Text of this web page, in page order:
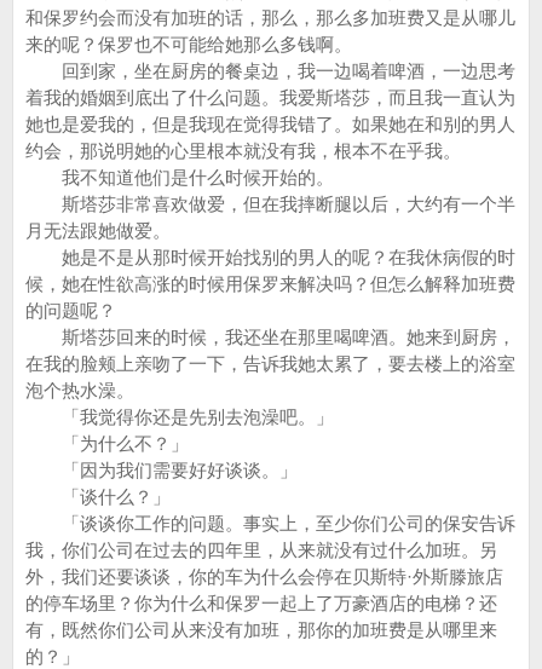
和保罗约会而没有加班的话，那么，那么多加班费又是从哪儿
来的呢？保罗也不可能给她那么多钱啊。
回到家，坐在厨房的餐桌边，我一边喝着啤酒，一边思考
着我的婚姻到底出了什么问题。我爱斯塔莎，而且我一直认为
她也是爱我的，但是我现在觉得我错了。如果她在和别的男人
约会，那说明她的心里根本就没有我，根本不在乎我。
我不知道他们是什么时候开始的。
斯塔莎非常喜欢做爱，但在我摔断腿以后，大约有一个半
月无法跟她做爱。
她是不是从那时候开始找别的男人的呢？在我休病假的时
候，她在性欲高涨的时候用保罗来解决吗？但怎么解释加班费
的问题呢？
斯塔莎回来的时候，我还坐在那里喝啤酒。她来到厨房，
在我的脸颊上亲吻了一下，告诉我她太累了，要去楼上的浴室
泡个热水澡。
「我觉得你还是先别去泡澡吧。」
「为什么不？」
「因为我们需要好好谈谈。」
「谈什么？」
「谈谈你工作的问题。事实上，至少你们公司的保安告诉
我，你们公司在过去的四年里，从来就没有过什么加班。另
外，我们还要谈谈，你的车为什么会停在贝斯特·外斯滕旅店
的停车场里？你为什么和保罗一起上了万豪酒店的电梯？还
有，既然你们公司从来没有加班，那你的加班费是从哪里来
的？」